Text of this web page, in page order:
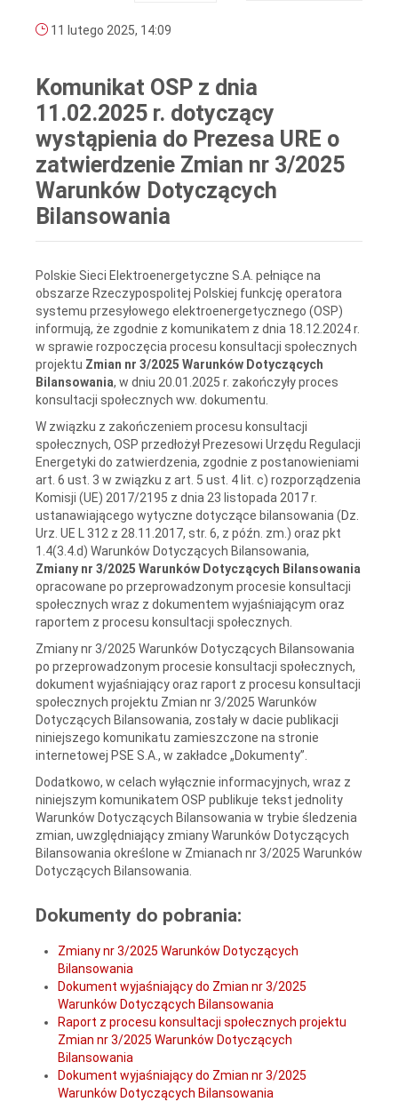
11 lutego 2025, 14:09
Komunikat OSP z dnia
11.02.2025 r. dotyczący
wystąpienia do Prezesa URE o
zatwierdzenie Zmian nr 3/2025
Warunków Dotyczących
Bilansowania
Polskie Sieci Elektroenergetyczne S.A. pełniące na
obszarze Rzeczypospolitej Polskiej funkcję operatora
systemu przesyłowego elektroenergetycznego (OSP)
informują, że zgodnie z komunikatem z dnia 18.12.2024 r.
w sprawie rozpoczęcia procesu konsultacji społecznych
projektu Zmian nr 3/2025 Warunków Dotyczących
Bilansowania, w dniu 20.01.2025 r. zakończyły proces
konsultacji społecznych ww. dokumentu.
W związku z zakończeniem procesu konsultacji
społecznych, OSP przedłożył Prezesowi Urzędu Regulacji
Energetyki do zatwierdzenia, zgodnie z postanowieniami
art. 6 ust. 3 w związku z art. 5 ust. 4 lit. c) rozporządzenia
Komisji (UE) 2017/2195 z dnia 23 listopada 2017 r.
ustanawiającego wytyczne dotyczące bilansowania (Dz.
Urz. UE L 312 z 28.11.2017, str. 6, z późn. zm.) oraz pkt
1.4(3.4.d) Warunków Dotyczących Bilansowania,
Zmiany nr 3/2025 Warunków Dotyczących Bilansowania
opracowane po przeprowadzonym procesie konsultacji
społecznych wraz z dokumentem wyjaśniającym oraz
raportem z procesu konsultacji społecznych.
Zmiany nr 3/2025 Warunków Dotyczących Bilansowania
po przeprowadzonym procesie konsultacji społecznych,
dokument wyjaśniający oraz raport z procesu konsultacji
społecznych projektu Zmian nr 3/2025 Warunków
Dotyczących Bilansowania, zostały w dacie publikacji
niniejszego komunikatu zamieszczone na stronie
internetowej PSE S.A., w zakładce „Dokumenty”.
Dodatkowo, w celach wyłącznie informacyjnych, wraz z
niniejszym komunikatem OSP publikuje tekst jednolity
Warunków Dotyczących Bilansowania w trybie śledzenia
zmian, uwzględniający zmiany Warunków Dotyczących
Bilansowania określone w Zmianach nr 3/2025 Warunków
Dotyczących Bilansowania.
Dokumenty do pobrania:
Zmiany nr 3/2025 Warunków Dotyczących
Bilansowania
Dokument wyjaśniający do Zmian nr 3/2025
Warunków Dotyczących Bilansowania
Raport z procesu konsultacji społecznych projektu
Zmian nr 3/2025 Warunków Dotyczących
Bilansowania
Dokument wyjaśniający do Zmian nr 3/2025
Warunków Dotyczących Bilansowania